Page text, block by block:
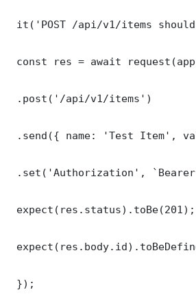
it('POST /api/v1/items
const res = await
.post('/api/v1/items')
.send({ name: 'Test Item',
.set('Authorization',
expect(res.status).toBe(201);
});